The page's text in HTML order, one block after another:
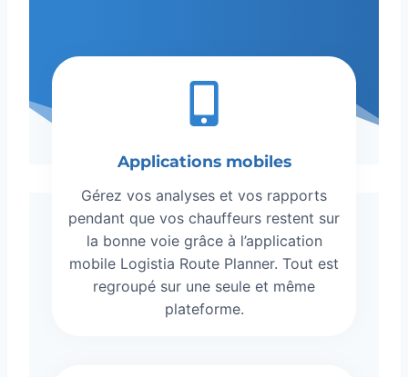
Applications mobiles
Gérez vos analyses et vos rapports
pendant que vos chauffeurs restent sur
la bonne voie grâce à l’application
mobile Logistia Route Planner. Tout est
regroupé sur une seule et même
plateforme.